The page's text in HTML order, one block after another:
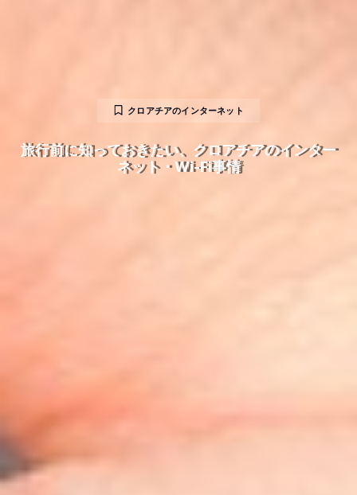
クロアチアのインターネット
旅行前に知っておきたい、クロアチアのインター
ネット・Wi-Fi事情